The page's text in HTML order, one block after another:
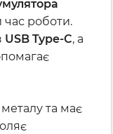
час роботи.
USB Type-C, а
та має